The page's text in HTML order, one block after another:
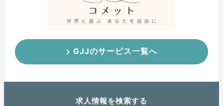
GJJのサービス一覧へ
求人情報を検索する